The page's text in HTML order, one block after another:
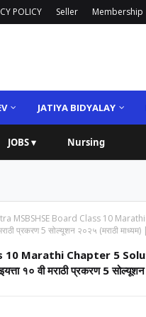
POLICY Seller Membership
JATIYA BIDYALAY
JOBS ▾ Nursing
MSBSHSE Board Class 10
प्रकरण 5 सोल्यूशन २०२५ (मराठी माध्यम) |
10 Marathi Chapter 5
१० वी मराठी प्रकरण 5